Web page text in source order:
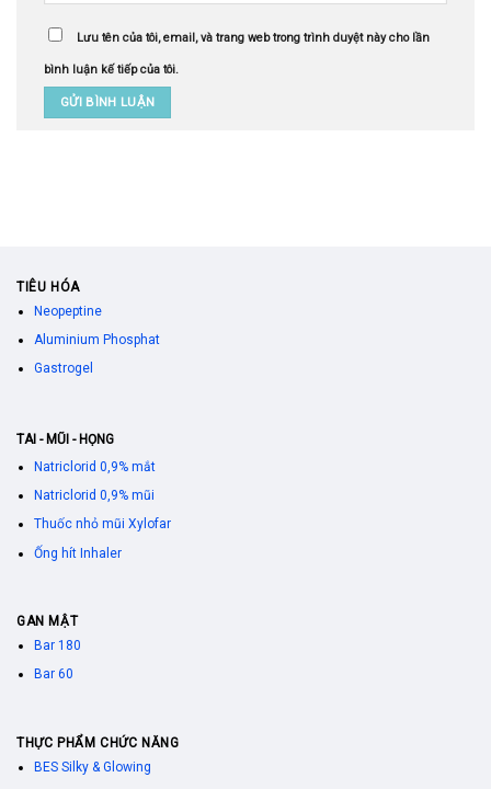
Lưu tên của tôi, email, và trang web trong trình duyệt này cho lần
bình luận kế tiếp của tôi.
TIÊU HÓA
Neopeptine
Aluminium Phosphat
Gastrogel
TAI - MŨI - HỌNG
Natriclorid 0,9% mắt
Natriclorid 0,9% mũi
Thuốc nhỏ mũi Xylofar
Ống hít Inhaler
GAN MẬT
Bar 180
Bar 60
THỰC PHẨM CHỨC NĂNG
BES Silky & Glowing